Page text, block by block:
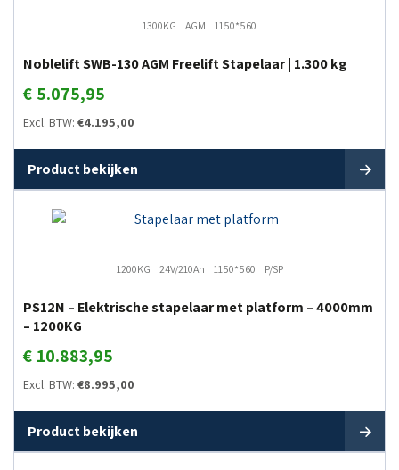
1300KG AGM 1150*560
Noblelift SWB-130 AGM Freelift Stapelaar | 1.300 kg
€ 5.075,95
Excl. BTW: €4.195,00
Product bekijken
1200KG 24V/210Ah 1150*560 P/SP
PS12N – Elektrische stapelaar met platform – 4000mm
– 1200KG
€ 10.883,95
Excl. BTW: €8.995,00
Product bekijken